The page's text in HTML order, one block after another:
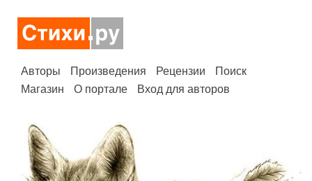
Авторы Произведения Рецензии
Поиск
Магазин
О портале Вход для авторов